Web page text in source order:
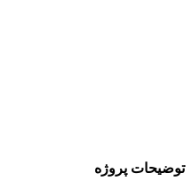
توضیحات پروژه